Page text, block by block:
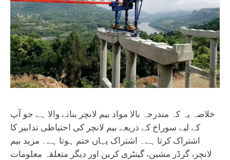
خلاصہ یہ کہ مندرجہ بالا مواد بیم لانچر بنانے والا ہے جو آپ
کے لیے سوراخ کے ذریعے بیم لانچر کی احتیاطی تدابیر کا
اشتراک کرتا ہے۔ اشتراک یہاں ختم ہوتا ہے۔ مزید بیم
لانچر، گرڈر مشین، گینٹری کرین اور دیگر متعلقہ معلومات